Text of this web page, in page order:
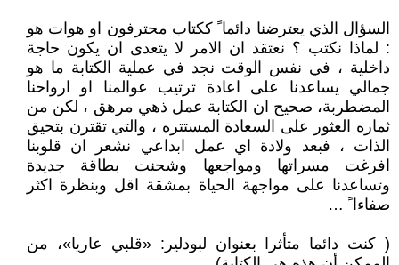
السؤال الذي يعترضنا دائما ً ككتاب محترفون او هوات هو
: لماذا نكتب ؟ نعتقد ان الامر لا يتعدى ان يكون حاجة
داخلية ، في نفس الوقت نجد في عملية الكتابة ما هو
جمالي يساعدنا على اعادة ترتيب عوالمنا او ارواحنا
المضطربة، صحيح ان الكتابة عمل ذهي مرهق ، لكن من
ثماره العثور على السعادة المستتره ، والتي تقترن بتحيق
الذات ، فبعد ولادة اي عمل ابداعي نشعر ان قلوبنا
افرغت مسراتها ومواجعها وشحنت بطاقة جديدة
وتساعدنا على مواجهة الحياة بمشقة اقل وبنظرة اكثر
صفاءا ً …
( كنت دائما متأثرا بعنوان لبودلير: «قلبي عاريا»، من